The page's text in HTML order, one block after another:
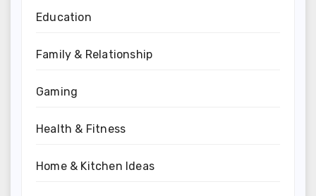
Education
Family & Relationship
Gaming
Health & Fitness
Home & Kitchen Ideas